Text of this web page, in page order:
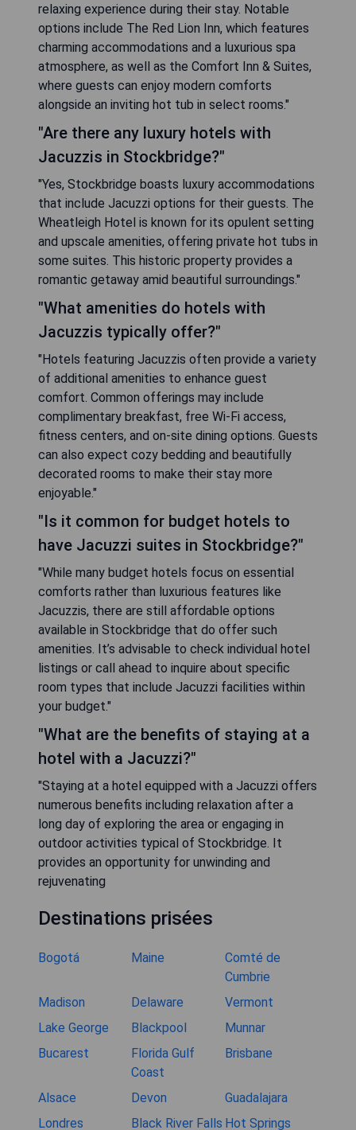
relaxing experience during their stay. Notable
options include The Red Lion Inn, which features
charming accommodations and a luxurious spa
atmosphere, as well as the Comfort Inn & Suites,
where guests can enjoy modern comforts
alongside an inviting hot tub in select rooms."
"Are there any luxury hotels with
Jacuzzis in Stockbridge?"
"Yes, Stockbridge boasts luxury accommodations
that include Jacuzzi options for their guests. The
Wheatleigh Hotel is known for its opulent setting
and upscale amenities, offering private hot tubs in
some suites. This historic property provides a
romantic getaway amid beautiful surroundings."
"What amenities do hotels with
Jacuzzis typically offer?"
"Hotels featuring Jacuzzis often provide a variety
of additional amenities to enhance guest
comfort. Common offerings may include
complimentary breakfast, free Wi-Fi access,
fitness centers, and on-site dining options. Guests
can also expect cozy bedding and beautifully
decorated rooms to make their stay more
enjoyable."
"Is it common for budget hotels to
have Jacuzzi suites in Stockbridge?"
"While many budget hotels focus on essential
comforts rather than luxurious features like
Jacuzzis, there are still affordable options
available in Stockbridge that do offer such
amenities. It’s advisable to check individual hotel
listings or call ahead to inquire about specific
room types that include Jacuzzi facilities within
your budget."
"What are the benefits of staying at a
hotel with a Jacuzzi?"
"Staying at a hotel equipped with a Jacuzzi offers
numerous benefits including relaxation after a
long day of exploring the area or engaging in
outdoor activities typical of Stockbridge. It
provides an opportunity for unwinding and
rejuvenating
Destinations prisées
Bogotá Maine
Comté de
Cumbrie
Madison
Delaware
Vermont
Lake George
Blackpool
Munnar
Bucarest
Florida Gulf
Coast
Brisbane
Alsace Devon
Guadalajara
Londres
Black River Falls Hot Springs